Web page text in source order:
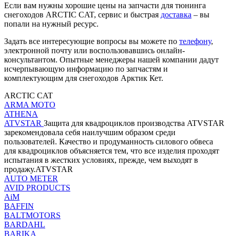
Если вам нужны хорошие цены на запчасти для тюнинга
снегоходов ARCTIC CAT, сервис и быстрая доставка – вы
попали на нужный ресурс.
Задать все интересующие вопросы вы можете по телефону,
электронной почту или воспользовавшись онлайн-
консультантом. Опытные менеджеры нашей компании дадут
исчерпывающую информацию по запчастям и
комплектующим для снегоходов Арктик Кет.
ARCTIC CAT
ARMA MOTO
ATHENA
ATVSTAR Защита для квадроциклов производства ATVSTAR
зарекомендовала себя наилучшим образом среди
пользователей. Качество и продуманность силового обвеса
для квадроциклов объясняется тем, что все изделия проходят
испытания в жестких условиях, прежде, чем выходят в
продажу.ATVSTAR
AUTO METER
AVID PRODUCTS
AiM
BAFFIN
BALTMOTORS
BARDAHL
BARIKA